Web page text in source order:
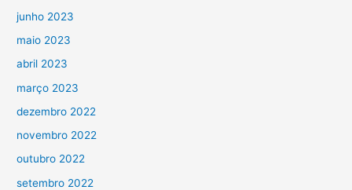
junho 2023
maio 2023
abril 2023
março 2023
dezembro 2022
novembro 2022
outubro 2022
setembro 2022